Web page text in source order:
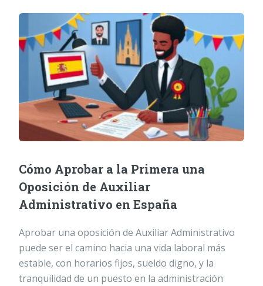
Cómo Aprobar a la Primera una
Oposición de Auxiliar
Administrativo en España
Aprobar una oposición de Auxiliar Administrativo
puede ser el camino hacia una vida laboral más
estable, con horarios fijos, sueldo digno, y la
tranquilidad de un puesto en la administración